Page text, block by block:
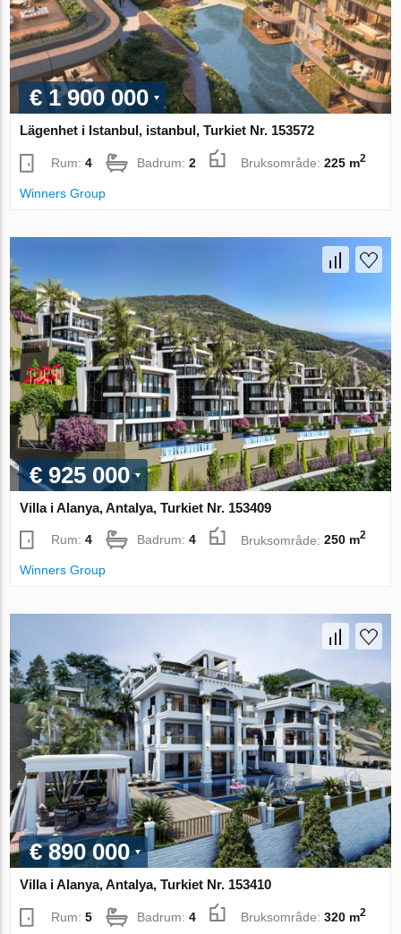
€ 1 900 000
Lägenhet i Istanbul, istanbul, Turkiet Nr. 153572
Rum:4 Badrum:2 Bruksområde:225 m2
Winners Group
€ 925 000
Villa i Alanya, Antalya, Turkiet Nr. 153409
Rum:4 Badrum:4 Bruksområde:250 m2
Winners Group
€ 890 000
Villa i Alanya, Antalya, Turkiet Nr. 153410
Rum:5 Badrum:4 Bruksområde:320 m2